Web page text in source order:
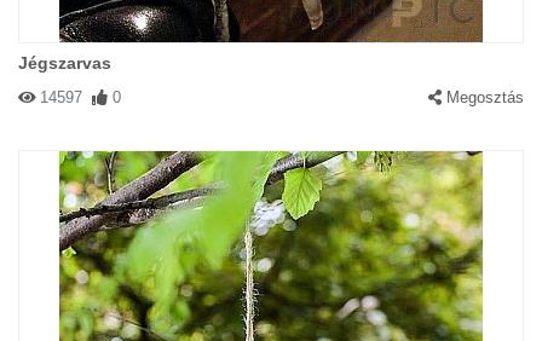
Jégszarvas
14597 0 Megosztás